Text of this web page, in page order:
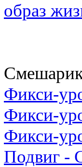
образ
Фикси-
Фикси-
Фикси-
Подвиг -